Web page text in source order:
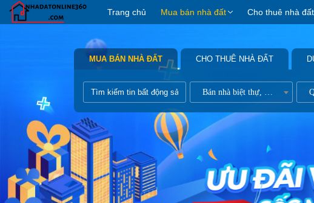
Trang chủ Mua bán nhà đất Cho thuê nhà đất
MUA BÁN NHÀ ĐẤT CHO THUÊ NHÀ ĐẤT
Bán nhà biệt thự, liền kề